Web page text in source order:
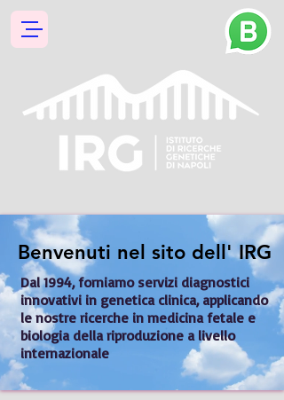
Benvenuti nel sito dell' IRG
Benvenuti nel sito dell' IRG
Dal 1994, forniamo servizi diagnostici
innovativi in genetica clinica, applicando
le nostre ricerche in medicina fetale e
biologia della riproduzione a livello
internazionale